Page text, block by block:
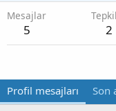
Mesajlar
5 2
Profil mesajları Son